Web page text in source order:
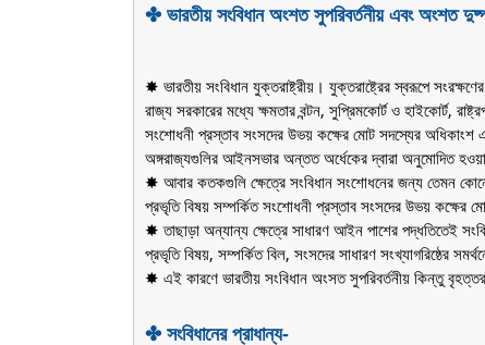
✤ ভারতীয় সংবিধান অংশত সুপরিবর্তনীয় এবং অংশত
✸ ভারতীয় সংবিধান যুক্তরাষ্ট্রীয়। যুক্তরাষ্ট্রের স্বরূপে
রাজ্য সরকারের মধ্যে ক্ষমতার বন্টন, সুপ্রিমকোর্ট ও হাইকোর্ট,
সংশোধনী প্রস্তাব সংসদের উভয় কক্ষের মোট সদস্যের অধিকাংশ
অঙ্গরাজ্যগুলির আইনসভার অন্তত অর্ধেকের দ্বারা অনুমোদিত
✸ আবার কতকগুলি ক্ষেত্রে সংবিধান সংশোধনের জন্য তেমন
প্রভৃতি বিষয় সম্পর্কিত সংশোধনী প্রস্তাব সংসদের উভয় কক্ষের
✸ তাছাড়া অন্যান্য ক্ষেত্রে সাধারণ আইন পাশের পদ্ধতিতেই
প্রভৃতি বিষয়, সম্পর্কিত বিল, সংসদের সাধারণ সংখ্যাগরিষ্ঠের
✸ এই কারণে ভারতীয় সংবিধান অংসত সুপরিবর্তনীয় কিন্তু
✤ সংবিধানের প্রাধান্য-